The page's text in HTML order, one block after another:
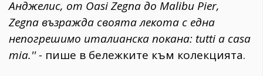
Анджелис, от Oasi Zegna до Malibu Pier,
Zegna възражда своята лекота с една
непогрешимо италианска покана: tutti a casa
mia.'' - пише в бележките към колекцията.